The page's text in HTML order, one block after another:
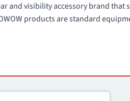
and visibility accessory brand
products are standard